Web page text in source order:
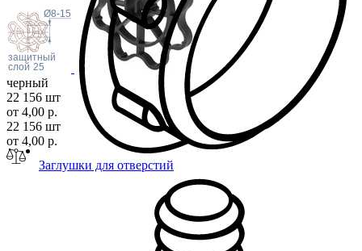
Заглушки для отверстий
Ø8-15
защитный
слой 25
черный
22 156 шт
от 4,00 р.
22 156 шт
от 4,00 р.